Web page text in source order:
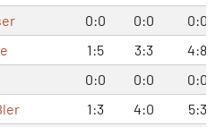
0:0 0:0
0:0
1:5 3:3
4:8
0:0 0:0
0:0
1:3 4:0
5:3